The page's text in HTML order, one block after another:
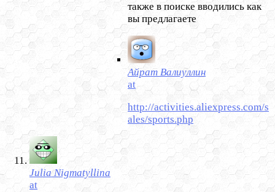
также в поиске вводились как
вы предлагаете
Айрат Валиуллин
at
http://activities.aliexpress.com/s
ales/sports.php
Julia Nigmatyllina
at